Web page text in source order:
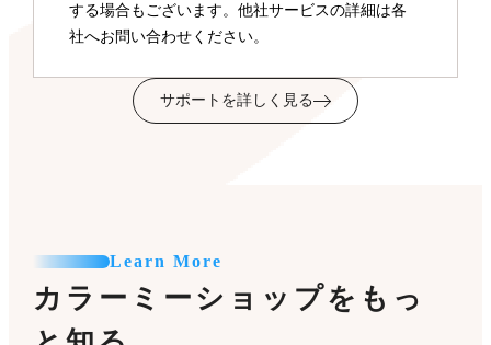
する場合もございます。他社サービスの詳細は各
社へお問い合わせください。
サポートを詳しく見る
Learn More
カラーミーショップをもっ